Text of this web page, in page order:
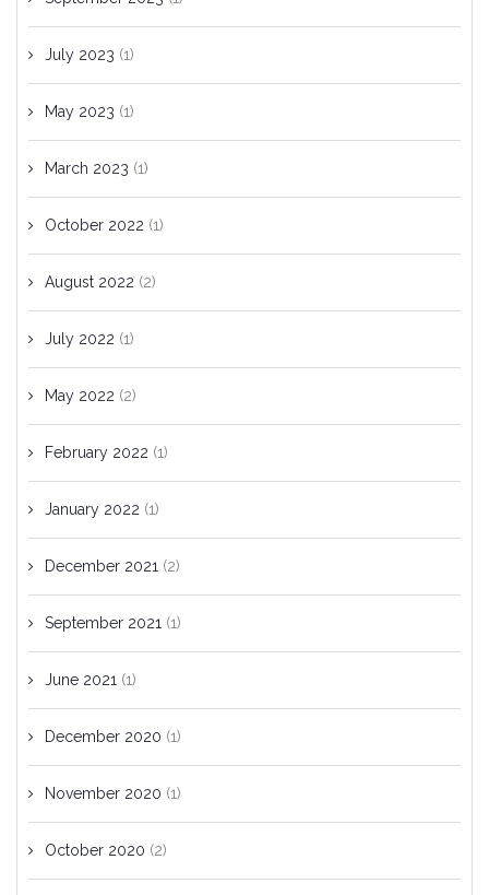
July 2023 (1)
May 2023 (1)
March 2023 (1)
October 2022 (1)
August 2022 (2)
July 2022 (1)
May 2022 (2)
February 2022 (1)
January 2022 (1)
December 2021 (2)
September 2021 (1)
June 2021 (1)
December 2020 (1)
November 2020 (1)
October 2020 (2)